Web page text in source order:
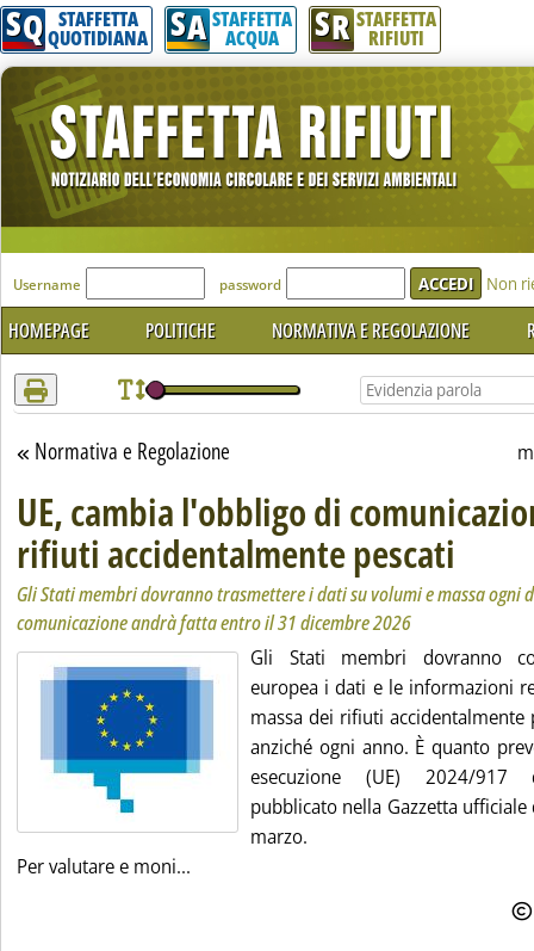
Attenzione! Esegui l'accesso per lèggere interamente la notizia.
SQ STAFFETTA
QUOTIDIANA SA STAFFETTA
ACQUA SR STAFFETTA
RIFIUTI
'Modulo Login per accedere'
Username password Non
HOMEPAGE POLITICHE NORMATIVA E REGOLAZIONE
Torna alla sezione
Normativa e Regolazione
UE, cambia l'obbligo di
rifiuti accidentalmente pescati
Gli Stati membri dovranno trasmettere i dati su volumi e massa ogni
comunicazione andrà fatta entro il 31 dicembre 2026
Gli Stati membri dovranno
europea i dati e le informazioni
massa dei rifiuti accidentalmente
anziché ogni anno. È quanto
esecuzione (UE) 2024/917
pubblicato nella Gazzetta
marzo.
Per valutare e moni...